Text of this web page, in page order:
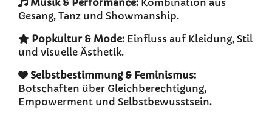
Musik & Performance: Kombination aus
Gesang, Tanz und Showmanship.
Popkultur & Mode: Einfluss auf Kleidung, Stil
und visuelle Ästhetik.
Selbstbestimmung & Feminismus:
Botschaften über Gleichberechtigung,
Empowerment und Selbstbewusstsein.